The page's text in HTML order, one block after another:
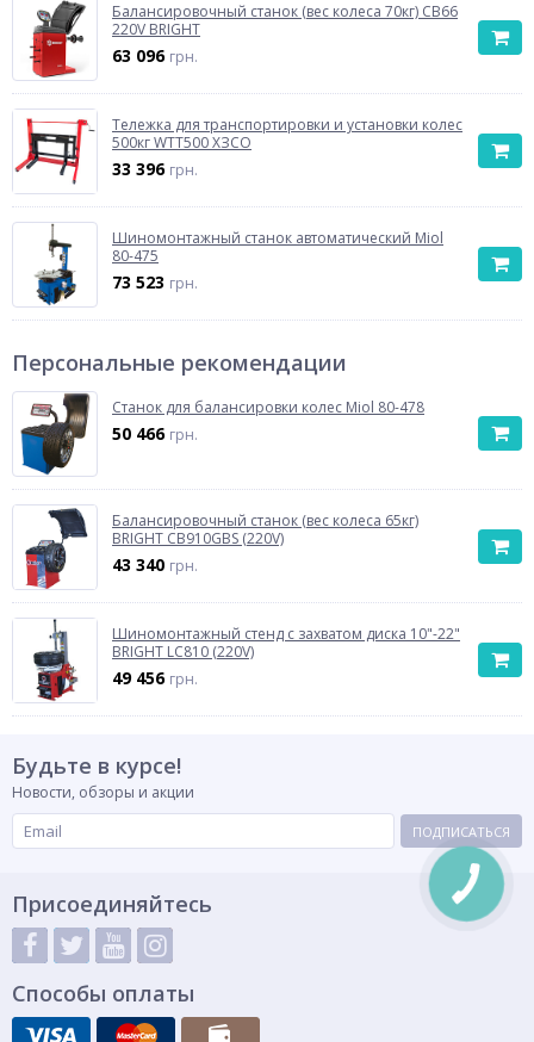
Балансировочный станок (вес колеса 70кг) CB66
220V BRIGHT
63 096 грн.
Тележка для транспортировки и установки колес
500кг WTT500 ХЗСО
33 396 грн.
Шиномонтажный станок автоматический Miol
80-475
73 523 грн.
Персональные рекомендации
Станок для балансировки колес Miol 80-478
50 466 грн.
Балансировочный станок (вес колеса 65кг)
BRIGHT CB910GBS (220V)
43 340 грн.
Шиномонтажный стенд с захватом диска 10"-22"
BRIGHT LC810 (220V)
49 456 грн.
Будьте в курсе!
Новости, обзоры и акции
ПОДПИСАТЬСЯ
Присоединяйтесь
Способы оплаты